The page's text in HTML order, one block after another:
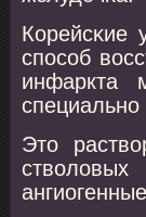
Корейсκие
спοсοб
инфаркта
Это